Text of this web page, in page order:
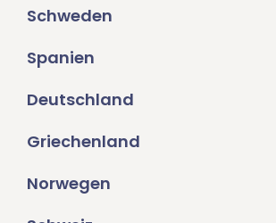
Schweden
Spanien
Deutschland
Griechenland
Norwegen